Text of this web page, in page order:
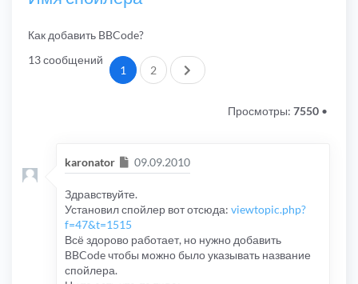
Как добавить BBCode?
13 сообщений
1 2 След.
Просмотры: 7550 •
karonator Сообщение
09.09.2010
Здравствуйте.
Установил спойлер вот отсюда: viewtopic.php?
f=47&t=1515
Всё здорово работает, но нужно добавить
BBCode чтобы можно было указывать название
спойлера.